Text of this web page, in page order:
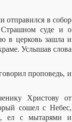
отправился в собор
Страшном суде и о
в церковь зашла и
Услышав слова
проповедь, и
Христову от
сошел с Небес,
ел с мытарями и